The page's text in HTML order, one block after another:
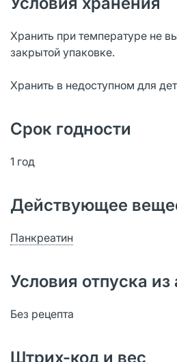
Хранить при температуре не
закрытой упаковке.
Хранить в недоступном для
Срок годности
1 год
Действующее
Панкреатин
Условия отпуска из
Без рецепта
Штрих-код и вес